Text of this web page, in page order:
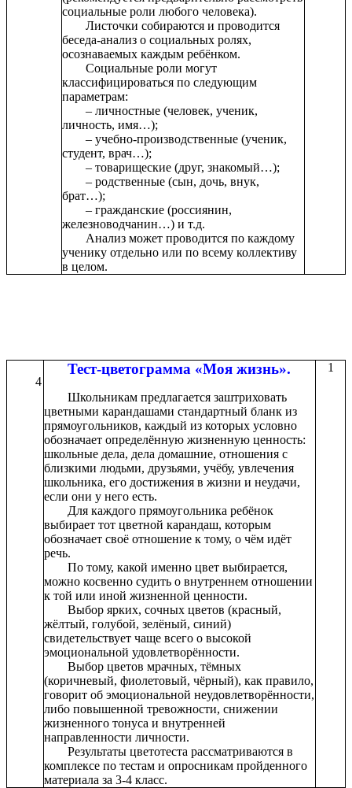
социальные роли любого человека).
Листочки собираются и проводится
беседа-анализ о социальных ролях,
осознаваемых каждым ребёнком.
Социальные роли могут
классифицироваться по следующим
параметрам:
– личностные (человек, ученик,
личность, имя…);
– учебно-производственные (ученик,
студент, врач…);
– товарищеские (друг, знакомый…);
– родственные (сын, дочь, внук,
брат…);
– гражданские (россиянин,
железноводчанин…) и т.д.
Анализ может проводится по каждому
ученику отдельно или по всему коллективу
в целом.
4
Тест-цветограмма «Моя жизнь».
Школьникам предлагается заштриховать
цветными карандашами стандартный бланк из
прямоугольников, каждый из которых условно
обозначает определённую жизненную ценность:
школьные дела, дела домашние, отношения с
близкими людьми, друзьями, учёбу, увлечения
школьника, его достижения в жизни и неудачи,
если они у него есть.
Для каждого прямоугольника ребёнок
выбирает тот цветной карандаш, которым
обозначает своё отношение к тому, о чём идёт
речь.
По тому, какой именно цвет выбирается,
можно косвенно судить о внутреннем отношении
к той или иной жизненной ценности.
Выбор ярких, сочных цветов (красный,
жёлтый, голубой, зелёный, синий)
свидетельствует чаще всего о высокой
эмоциональной удовлетворённости.
Выбор цветов мрачных, тёмных
(коричневый, фиолетовый, чёрный), как правило,
говорит об эмоциональной неудовлетворённости,
либо повышенной тревожности, снижении
жизненного тонуса и внутренней
направленности личности.
Результаты цветотеста рассматриваются в
комплексе по тестам и опросникам пройденного
материала за 3-4 класс.
1